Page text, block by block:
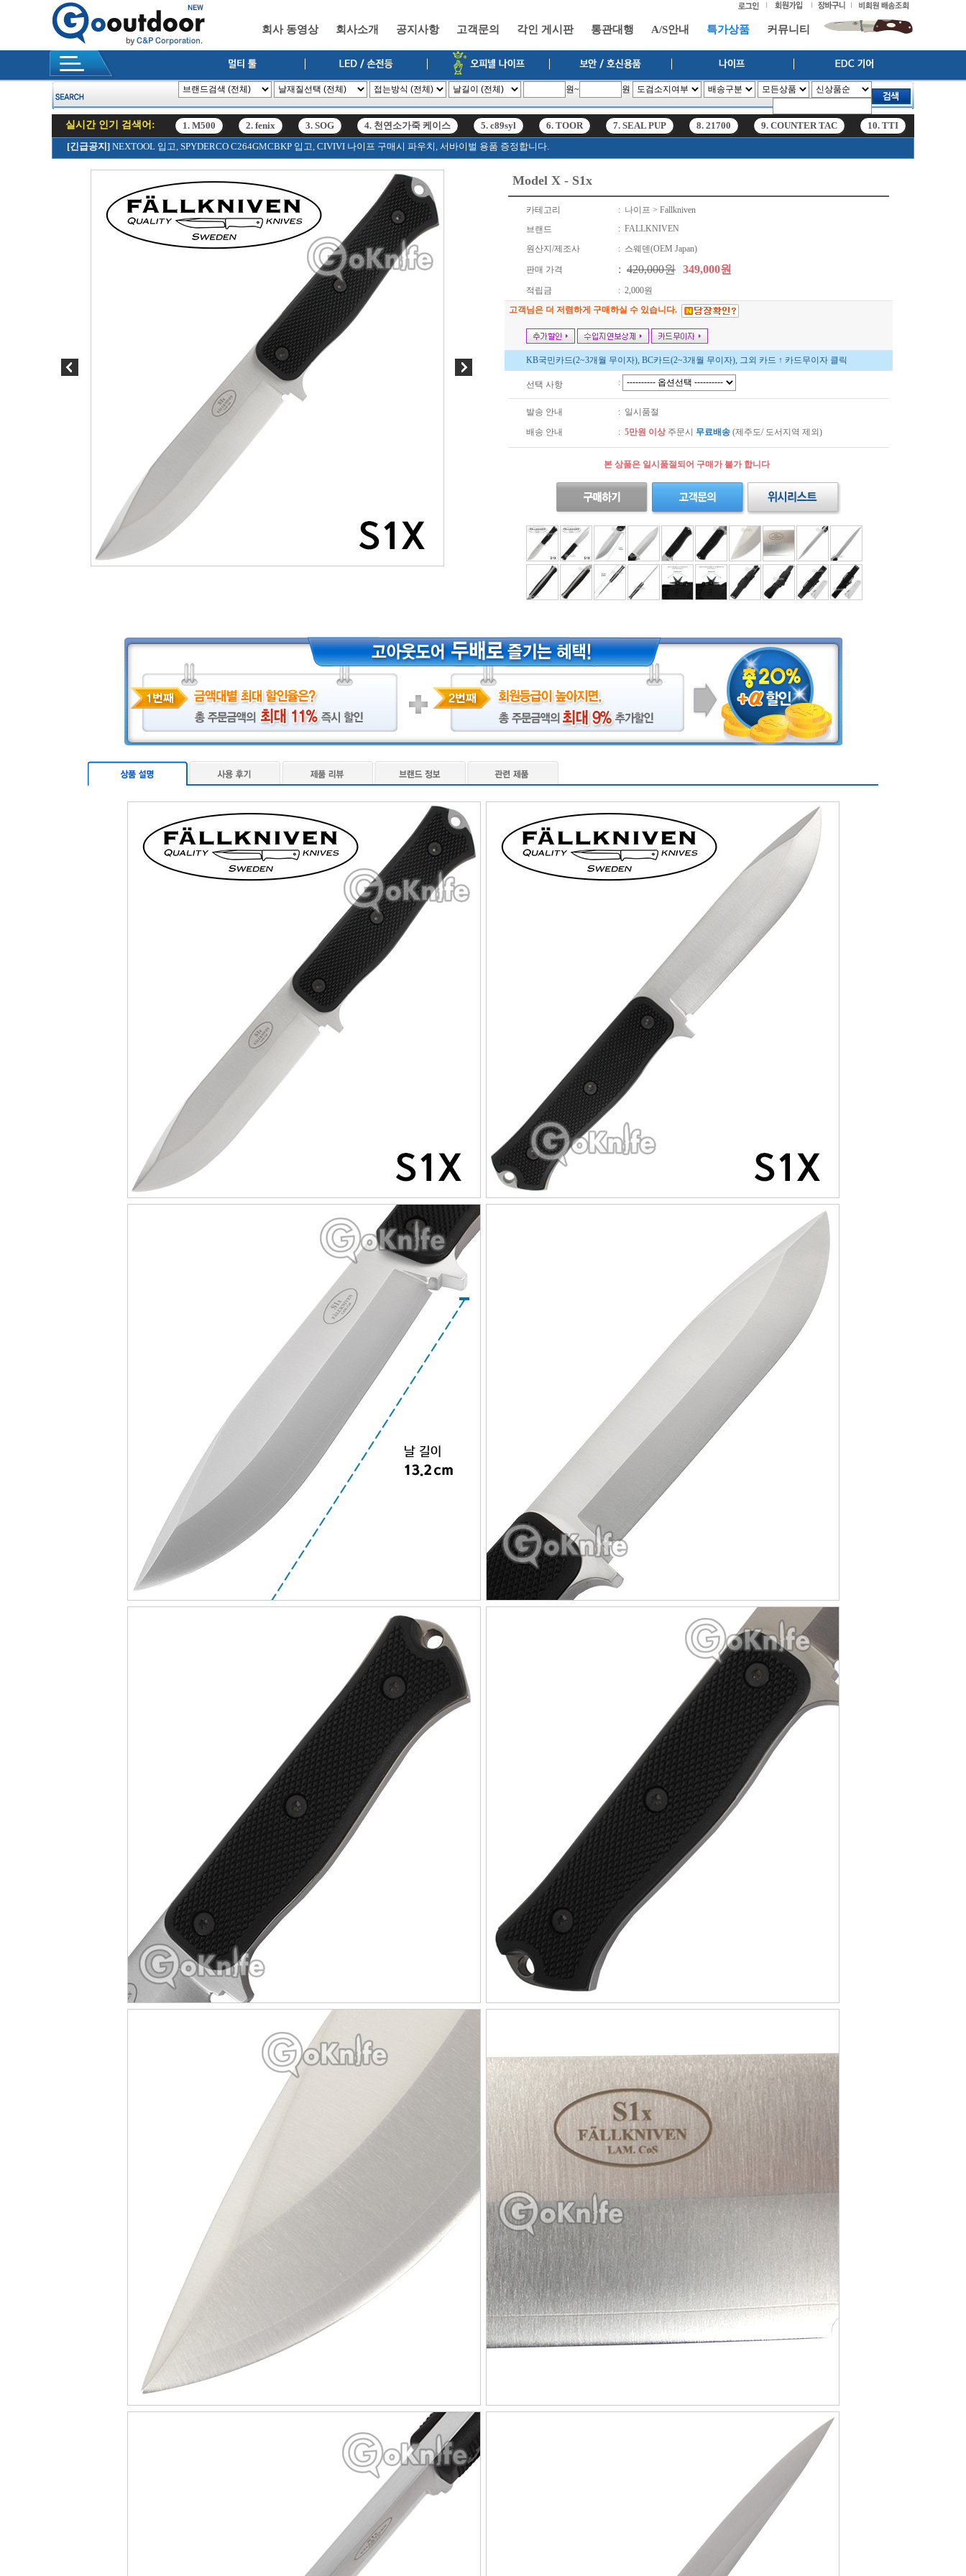
회사 동영상 회사소개 공지사항 고객문의 각인 게시판 통관대행 A/S안내 특가상품 커뮤니티
원~ 원
실시간 인기 검색어: 1. M500 2. fenix 3. SOG 4. 천연소가죽 케이스 5. c89syl 6. TOOR 7. SEAL PUP 8. 21700 9. COUNTER TAC 10. TTI
12. SRK
1. M500 2. fenix 3. SOG 4. 천연소가죽 케이스 5. c89syl 6. TOOR
12. SRK
[긴급공지] NEXTOOL 입고, SPYDERCO C264GMCBKP 입고, CIVIVI 나이프 구매시 파우치, 서바이벌 용품 증정합니다.
Model X - S1x
카테고리
: 나이프 > Fallkniven
브랜드
: FALLKNIVEN
원산지/제조사
: 스웨덴(OEM Japan)
판매 가격 : 420,000원 349,000원
적립금
: 2,000원
고객님은 더 저렴하게 구매하실 수 있습니다.
KB국민카드(2~3개월 무이자), BC카드(2~3개월 무이자), 그외 카드 ↑ 카드무이자 클릭
선택 사항 :
발송 안내
: 일시품절
배송 안내
: 5만원 이상주문시 무료배송 (제주도/ 도서지역 제외)
본 상품은 일시품절되어 구매가 불가 합니다